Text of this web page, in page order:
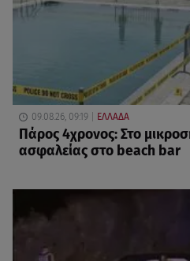
09.08.26, 09:19 ΕΛΛΑΔΑ
Πάρος 4χρονος: Στο
ασφαλείας στο beach bar